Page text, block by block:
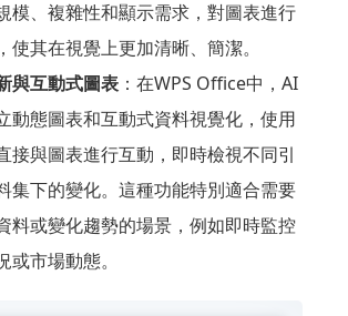
模、複雜性和顯示需求，對圖表進行
使其在視覺上更加清晰、簡潔。
與互動式圖表：在WPS Office中，AI
動態圖表和互動式資料視覺化，使用
接與圖表進行互動，即時檢視不同引
集下的變化。這種功能特別適合需要
料或變化趨勢的場景，例如即時監控
或市場動態。